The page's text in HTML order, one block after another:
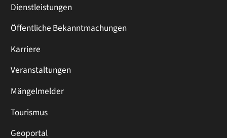
Dienstleistungen
Öffentliche Bekanntmachungen
Karriere
Veranstaltungen
Mängelmelder
Tourismus
Geoportal